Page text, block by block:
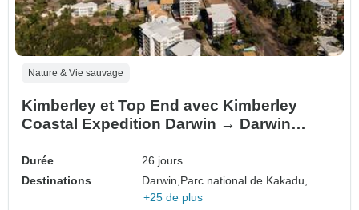
Nature & Vie sauvage
Kimberley et Top End avec Kimberley
Coastal Expedition Darwin → Darwin
Durée
26 jours
Destinations
Darwin, Parc national de Kakadu,
+25 de plus